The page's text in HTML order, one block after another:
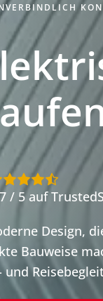
/ 5 auf
Design,
Bauweise
und